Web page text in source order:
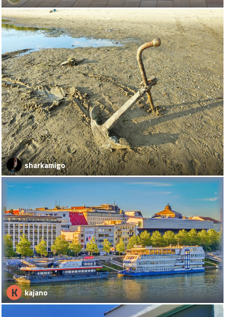
sharkamigo
K kajano